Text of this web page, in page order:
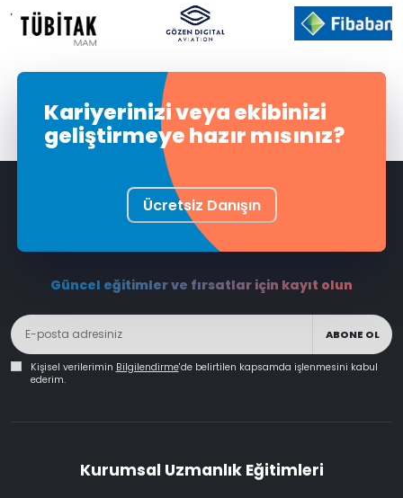
Kariyerinizi veya ekibinizi
geliştirmeye hazır mısınız?
Ücretsiz Danışın
Güncel eğitimler ve fırsatlar için kayıt olun
ABONE OL
Kişisel verilerimin Bilgilendirme'de belirtilen kapsamda işlenmesini kabul
ederim.
Kurumsal Uzmanlık Eğitimleri